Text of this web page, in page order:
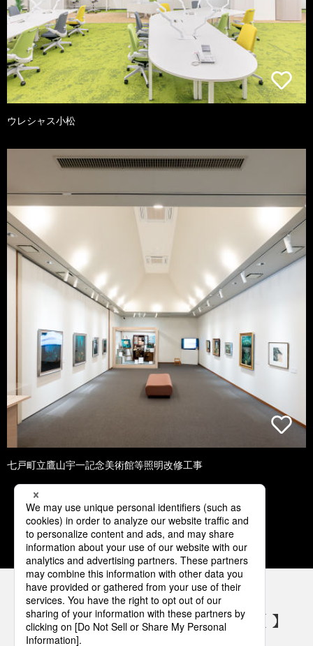
ウレシャス小松
七戸町立鷹山宇一記念美術館等照明改修工事
1 2 3 4 5
パナソニックの電気設備 SNSアカウント